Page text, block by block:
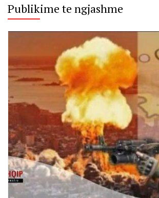
Publikime te ngjashme